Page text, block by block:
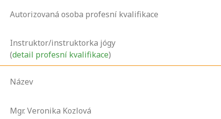
Autorizovaná osoba profesní kvalifikace
Instruktor/instruktorka jógy
(detail profesní kvalifikace)
Název
Mgr. Veronika Kozlová